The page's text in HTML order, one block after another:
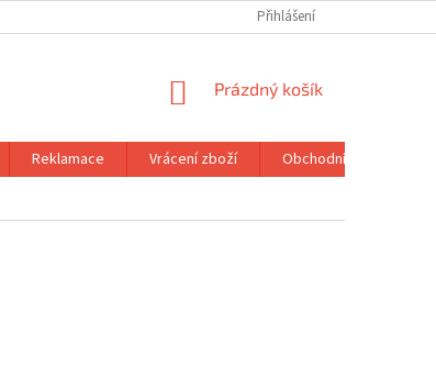
PODMÍNKY OCHRANY OSOBNÍCH
Přihlášení
NÁKUPNÍ
Prázdný košík
Reklamace Vrácení zboží
Obchodní podmínky